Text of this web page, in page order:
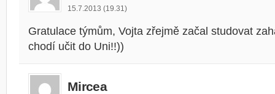
15.7.2013 (19.31)
Gratulace týmům, Vojta zřejmě začal studovat
chodí učit do Uni!!))
Mircea